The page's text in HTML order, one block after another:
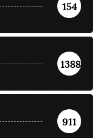
154
1388
911